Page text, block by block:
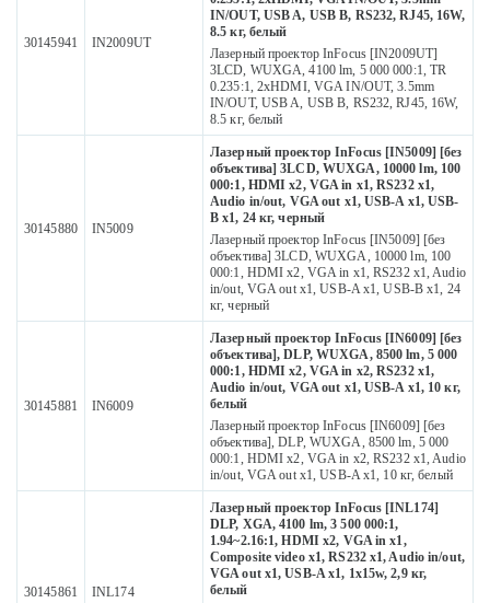
30145941 IN2009UT
IN/OUT, USB A, USB B, RS232, RJ45, 16W,
8.5 кг, белый
Лазерный проектор InFocus [IN2009UT]
3LCD, WUXGA, 4100 lm, 5 000 000:1, TR
0.235:1, 2xHDMI, VGA IN/OUT, 3.5mm
IN/OUT, USB A, USB B, RS232, RJ45, 16W,
8.5 кг, белый
30145880 IN5009
Лазерный проектор InFocus [IN5009] [без
объектива] 3LCD, WUXGA, 10000 lm, 100
000:1, HDMI x2, VGA in x1, RS232 x1,
Audio in/out, VGA out x1, USB-A x1, USB-
B x1, 24 кг, черный
Лазерный проектор InFocus [IN5009] [без
объектива] 3LCD, WUXGA, 10000 lm, 100
000:1, HDMI x2, VGA in x1, RS232 x1, Audio
in/out, VGA out x1, USB-A x1, USB-B x1, 24
кг, черный
30145881 IN6009
Лазерный проектор InFocus [IN6009] [без
объектива], DLP, WUXGA, 8500 lm, 5 000
000:1, HDMI x2, VGA in x2, RS232 x1,
Audio in/out, VGA out x1, USB-A x1, 10 кг,
белый
Лазерный проектор InFocus [IN6009] [без
объектива], DLP, WUXGA, 8500 lm, 5 000
000:1, HDMI x2, VGA in x2, RS232 x1, Audio
in/out, VGA out x1, USB-A x1, 10 кг, белый
30145861 INL174
Лазерный проектор InFocus [INL174]
DLP, XGA, 4100 lm, 3 500 000:1,
1.94~2.16:1, HDMI x2, VGA in x1,
Composite video x1, RS232 x1, Audio in/out,
VGA out x1, USB-A x1, 1х15w, 2,9 кг,
белый